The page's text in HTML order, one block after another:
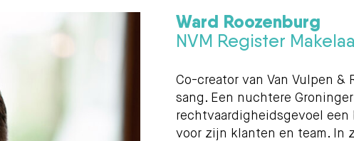
Ward Roozenburg
NVM Register
Co-creator van Van Vulpen
sang. Een nuchtere
rechtvaardigheidsgevoel
voor zijn klanten en team.